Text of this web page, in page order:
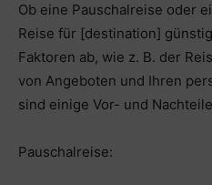
Ob eine Pauschalreise oder
Reise für [destination]
Faktoren ab, wie z. B. der
von Angeboten und Ihren
sind einige Vor- und
Pauschalreise: